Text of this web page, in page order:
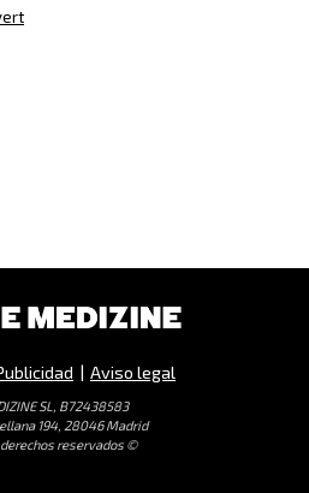
| Aviso legal
SL, B72438583
194, 28046 Madrid
derechos reservados ©